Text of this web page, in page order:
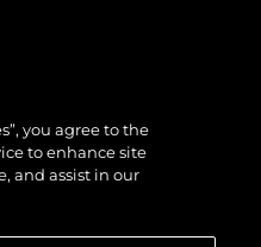
you agree to the
to enhance site
and assist in our